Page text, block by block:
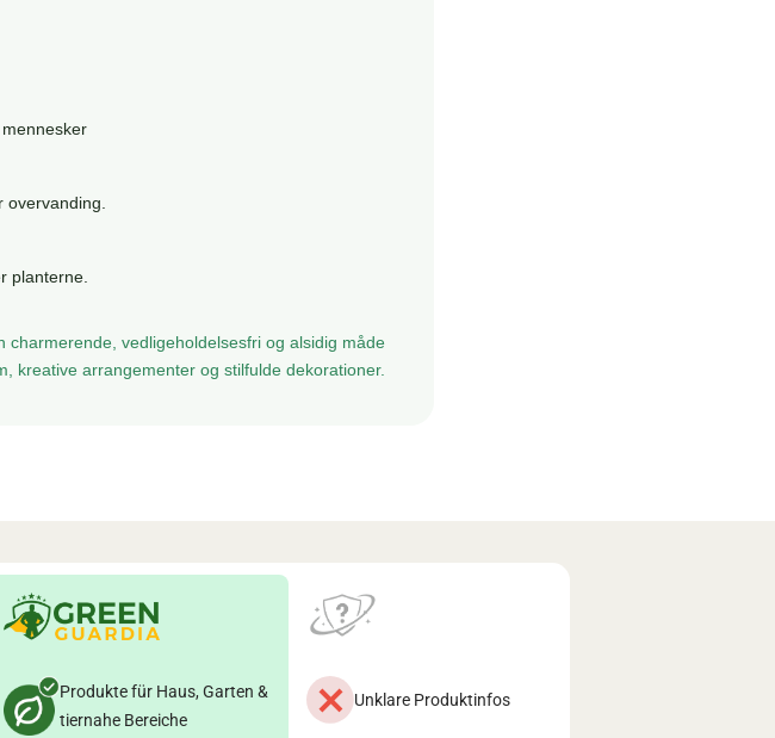
planterne.
charmerende, vedligeholdelsesfri og alsidig måde
kreative arrangementer og stilfulde dekorationer.
Produkte für Haus, Garten &
tiernahe Bereiche
Unklare Produktinfos